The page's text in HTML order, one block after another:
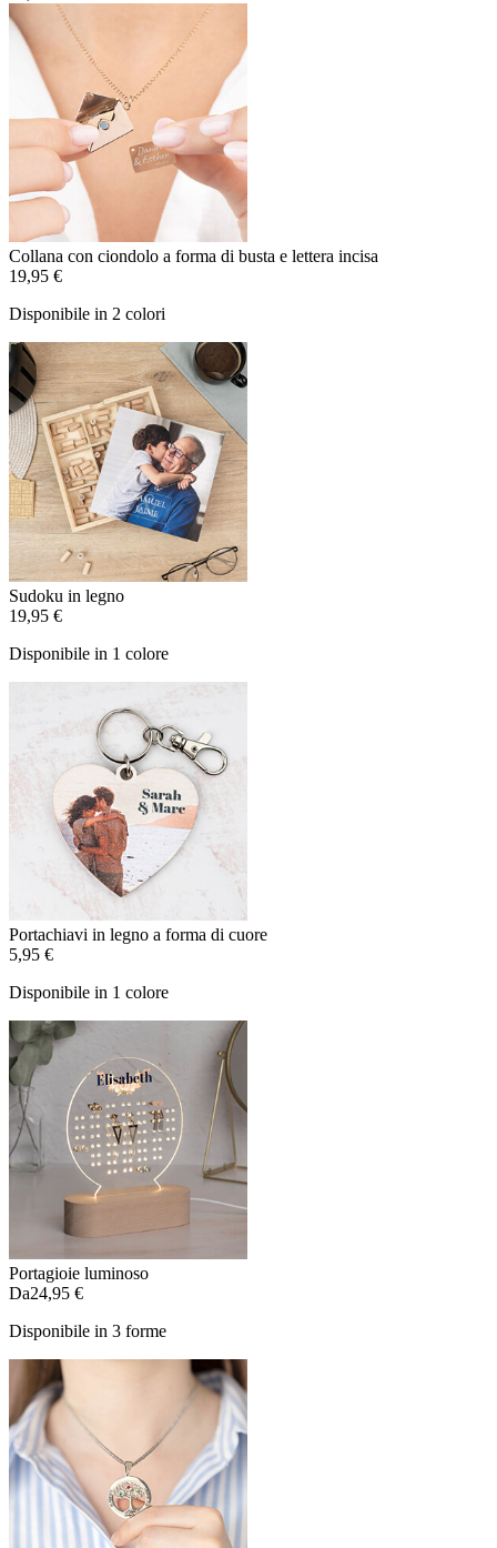
Collana con ciondolo a forma di busta e lettera incisa
19,95 €
Disponibile in 2 colori
Sudoku in legno
19,95 €
Disponibile in 1 colore
Portachiavi in legno a forma di cuore
5,95 €
Disponibile in 1 colore
Portagioie luminoso
Da24,95 €
Disponibile in 3 forme